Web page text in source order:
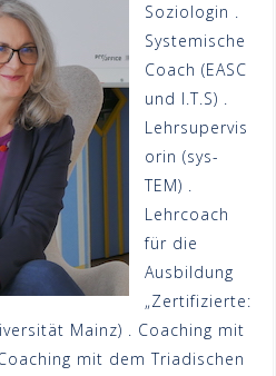
Soziologin .
Systemische
Coach (EASC
und I.T.S) .
Lehrsupervis
orin (sys-
TEM) .
Lehrcoach
für die
Ausbildung
„Zertifizierte:
Mainz) . Coaching mit
mit dem Triadischen